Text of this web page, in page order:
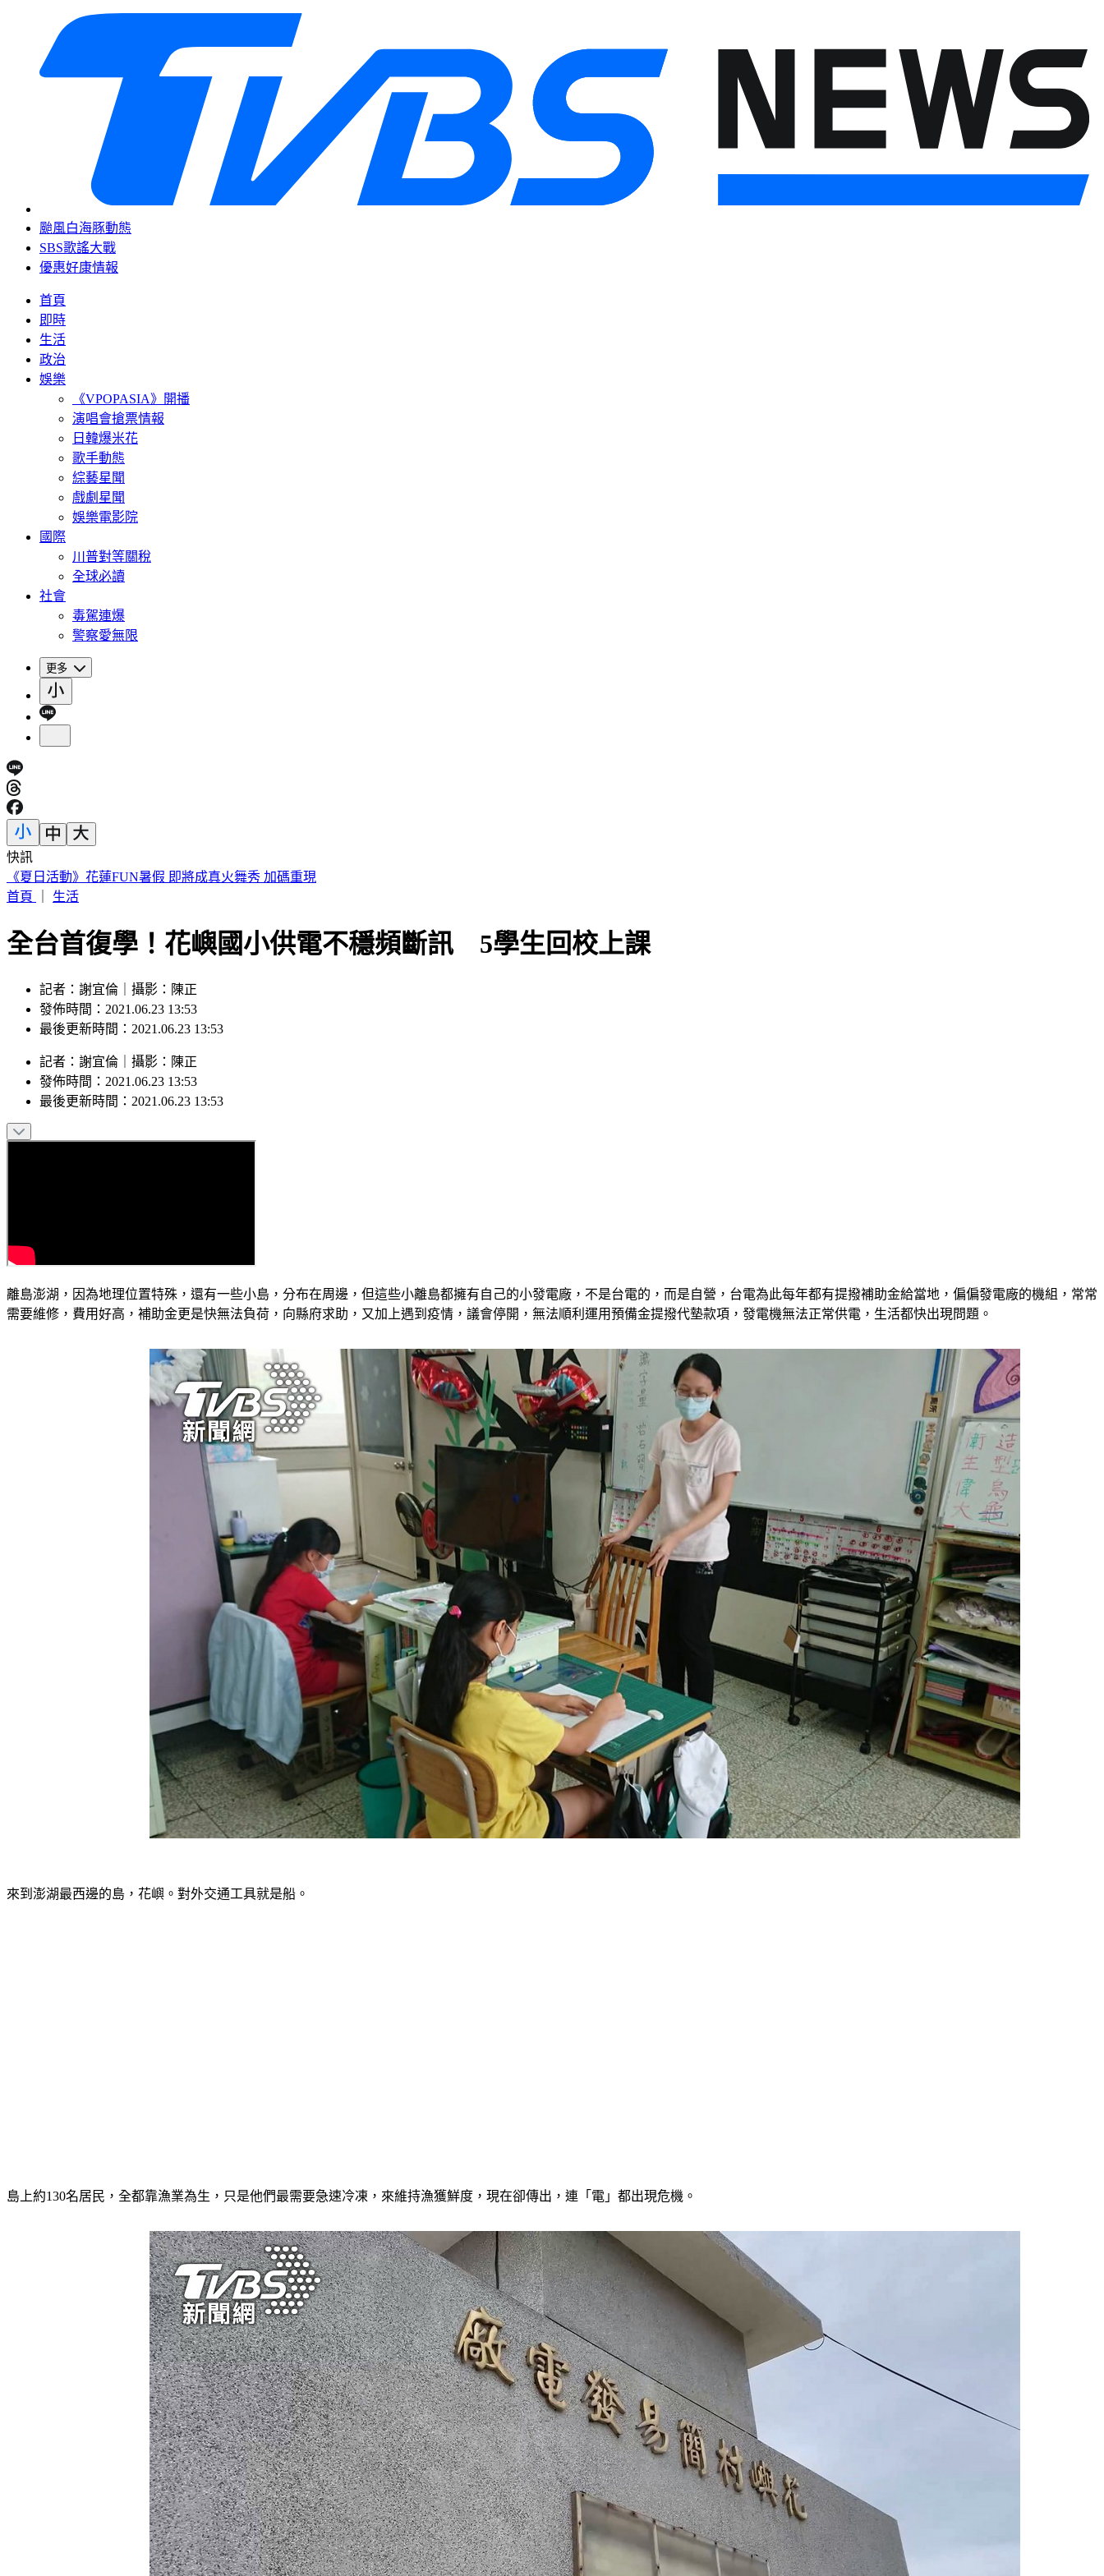
颱風白海豚動態
SBS歌謠大戰
優惠好康情報
首頁
即時
生活
政治
娛樂
《VPOPASIA》開播
演唱會搶票情報
日韓爆米花
歌手動態
綜藝星聞
戲劇星聞
娛樂電影院
國際
川普對等關稅
全球必讀
社會
毒駕連爆
警察愛無限
更多
快訊
《夏日活動》花蓮FUN暑假 即將成真火舞秀 加碼重現
首頁
生活
全台首復學！花嶼國小供電不穩頻斷訊 5學生回校上課
記者：謝宜倫｜攝影：陳正
發佈時間：2021.06.23 13:53
最後更新時間：2021.06.23 13:53
記者 ： 謝宜倫 攝影 ： 陳正
發佈時間： 2021.06.23 13:53
最後更新時間： 2021.06.23 13:53
離島澎湖，因為地理位置特殊，還有一些小島，分布在周邊，但這些小離島都擁有自己的小發電廠，不是台電的，而是自營，台電為此每年都有提撥補助金給當地，偏偏發電廠的機組，常常
需要維修，費用好高，補助金更是快無法負荷，向縣府求助，又加上遇到疫情，議會停開，無法順利運用預備金提撥代墊款項，發電機無法正常供電，生活都快出現問題。
來到澎湖最西邊的島，花嶼。對外交通工具就是船。
島上約130名居民，全都靠漁業為生，只是他們最需要急速冷凍，來維持漁獲鮮度，現在卻傳出，連「電」都出現危機。